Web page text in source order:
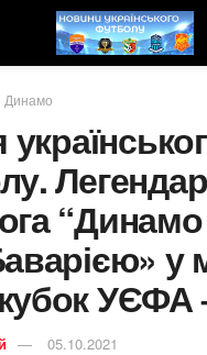
Динамо
“Динамо
у
УЄФА
05.10.2021